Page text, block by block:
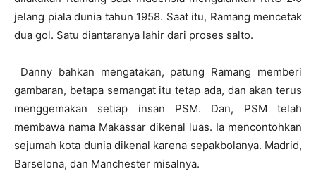
jelang piala dunia tahun 1958. Saat itu, Ramang mencetak
dua gol. Satu diantaranya lahir dari proses salto.
Danny bahkan mengatakan, patung Ramang memberi
gambaran, betapa semangat itu tetap ada, dan akan terus
menggemakan setiap insan PSM. Dan, PSM telah
membawa nama Makassar dikenal luas. Ia mencontohkan
sejumah kota dunia dikenal karena sepakbolanya. Madrid,
Barselona, dan Manchester misalnya.